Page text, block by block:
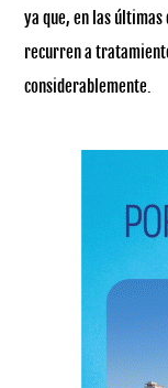
ya que, en las últimas
recurren a
considerablemente.